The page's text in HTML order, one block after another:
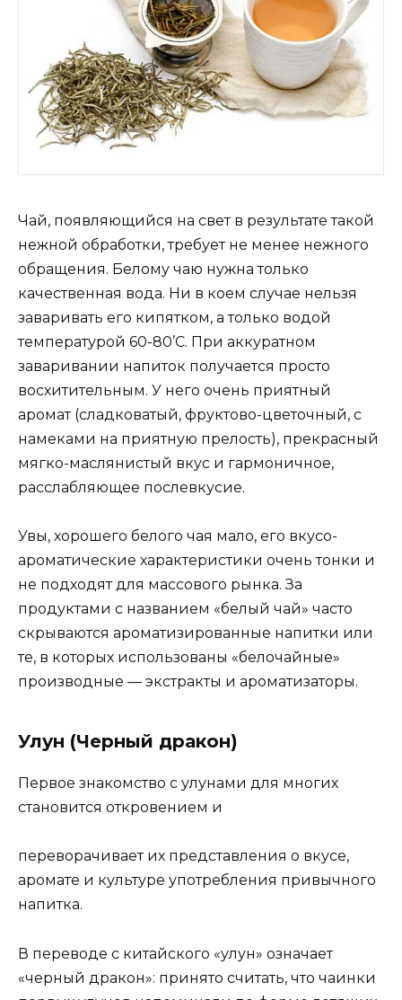
Чай, появляющийся на свет в результате такой
нежной обработки, требует не менее нежного
обращения. Белому чаю нужна только
качественная вода. Ни в коем случае нельзя
заваривать его кипятком, а только водой
температурой 60-80’С. При аккуратном
заваривании напиток получается просто
восхитительным. У него очень приятный
аромат (сладковатый, фруктово-цветочный, с
намеками на приятную прелость), прекрасный
мягко-маслянистый вкус и гармоничное,
расслабляющее послевкусие.
Увы, хорошего белого чая мало, его вкусо-
ароматические характеристики очень тонки и
не подходят для массового рынка. За
продуктами с названием «белый чай» часто
скрываются ароматизированные напитки или
те, в которых использованы «белочайные»
производные — экстракты и ароматизаторы.
Улун (Черный дракон)
Первое знакомство с улунами для многих
становится откровением и
переворачивает их представления о вкусе,
аромате и культуре употребления привычного
напитка.
В переводе с китайского «улун» означает
«черный дракон»: принято считать, что чаинки